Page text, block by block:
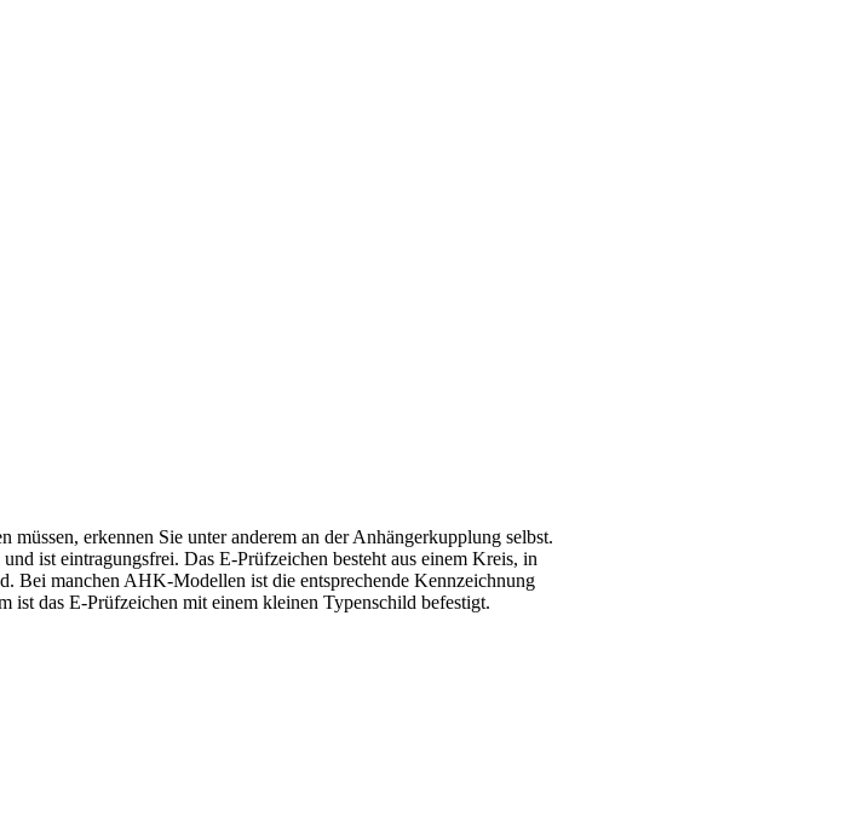
erkennen Sie unter anderem an der Anhängerkupplung selbst.
ist eintragungsfrei. Das E-Prüfzeichen besteht aus einem Kreis, in
Bei manchen AHK-Modellen ist die entsprechende Kennzeichnung
ist das E-Prüfzeichen mit einem kleinen Typenschild befestigt.